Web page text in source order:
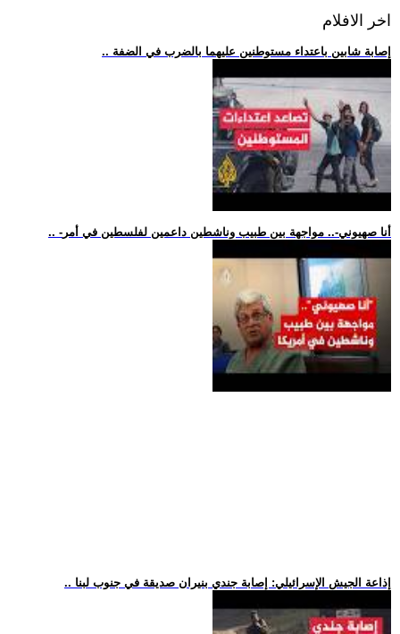
اخر الافلام
.. إصابة شابين باعتداء مستوطنين عليهما بالضرب في الضفة
.. -أنا صهيوني-.. مواجهة بين طبيب وناشطين داعمين لفلسطين في أمر
.. إذاعة الجيش الإسرائيلي: إصابة جندي بنيران صديقة في جنوب لبنا